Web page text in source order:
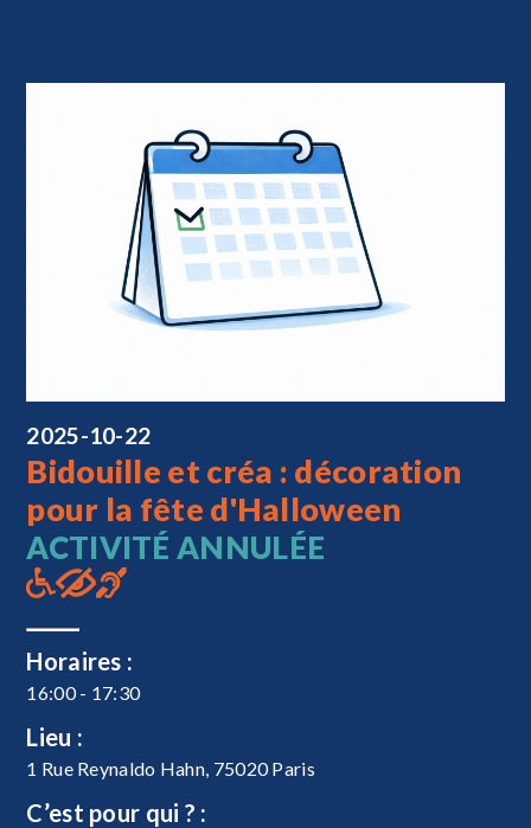
2025-10-22
Bidouille et créa : décoration
pour la fête d'Halloween
ACTIVITÉ ANNULÉE
Horaires :
16:00 - 17:30
Lieu :
1 Rue Reynaldo Hahn, 75020 Paris
C’est pour qui ? :